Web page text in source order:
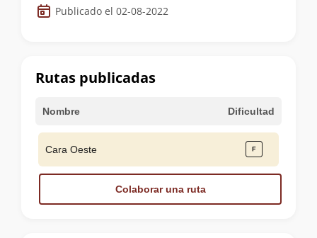
de
cumbre
Publicado el 02-08-2022
Rutas publicadas
Nombre Dificultad
Cara Oeste
Colaborar una ruta